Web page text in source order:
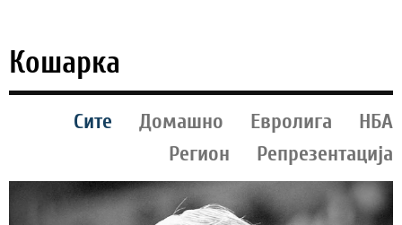
Кошарка
Сите Домашно Евролига
НБА
Регион
Репрезентација